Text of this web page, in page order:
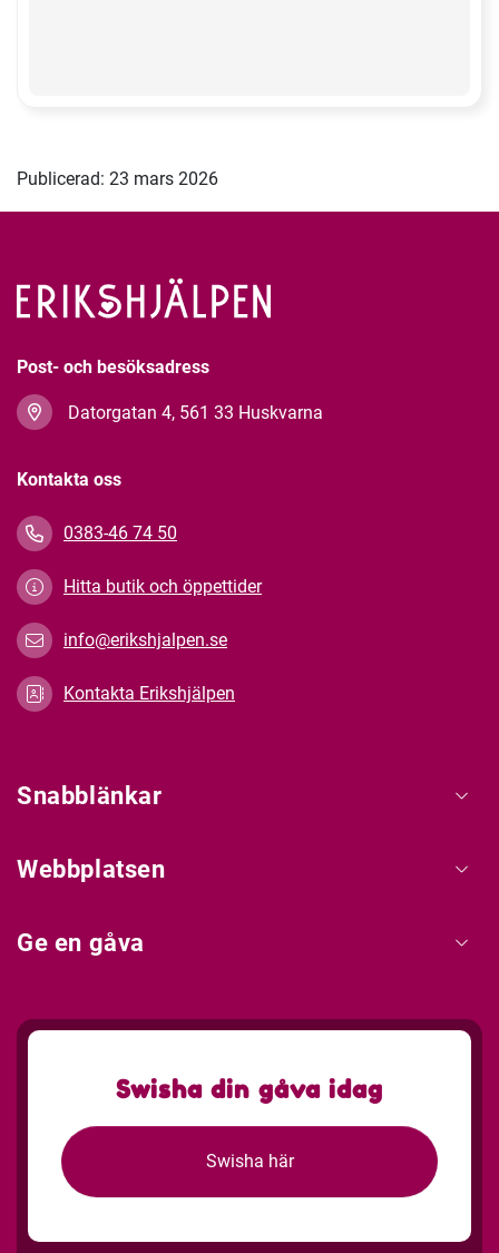
Publicerad: 23 mars 2026
Post- och besöksadress
Datorgatan 4, 561 33 Huskvarna
Kontakta oss
0383-46 74 50
Hitta butik och öppettider
info@erikshjalpen.se
Kontakta Erikshjälpen
Snabblänkar
Webbplatsen
Ge en gåva
Swisha din gåva idag
Swisha här